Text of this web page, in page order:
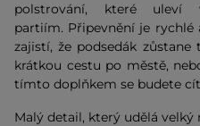
polstrování, které
partiím. Připevnění je rychlé
zajistí, že podsedák
krátkou cestu po městě,
tímto doplňkem se budete
Malý detail, který udělá